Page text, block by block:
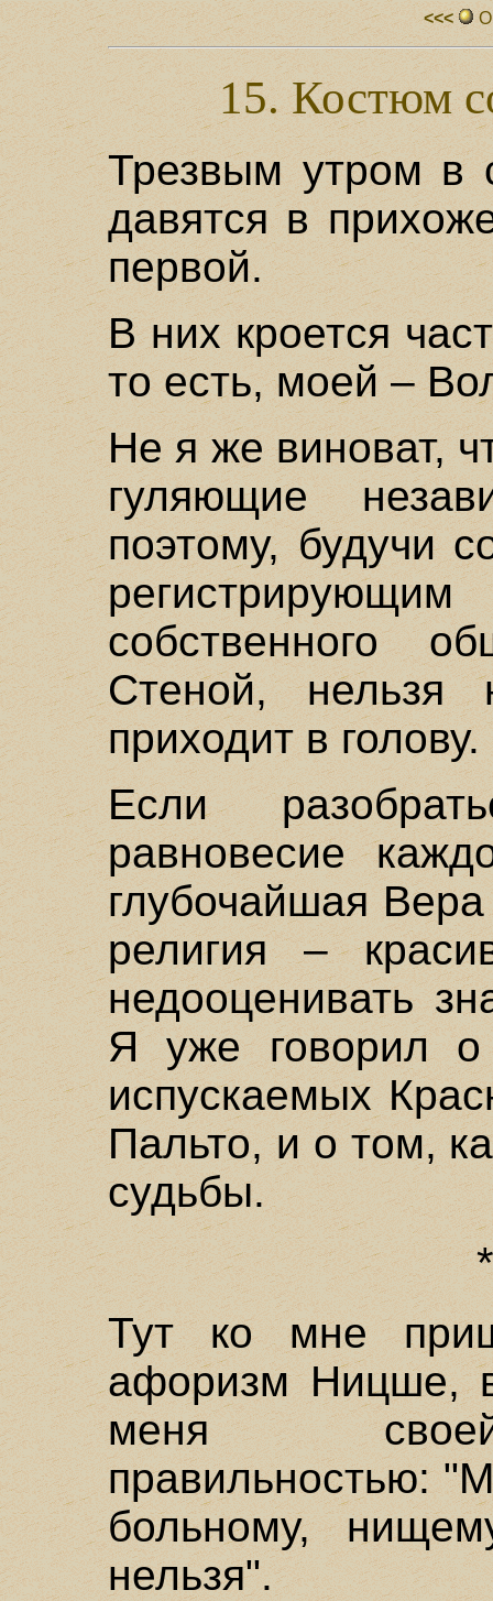
<<<
15. Костюм
Трезвым утром в
давятся в
первой.
В них кроется
то есть, моей –
Не я же виноват,
гуляющие
поэтому, будучи
собственного
Стеной, нельзя
приходит в голову.
Если
равновесие
глубочайшая
религия –
недооценивать
Я уже говорил о
испускаемых
Пальто, и о том,
судьбы.
Тут ко мне
афоризм Ницше,
меня
правильностью:
больному,
нельзя".